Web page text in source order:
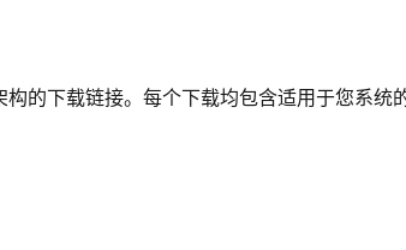
的下载链接。每个下载均包含适用于您系统